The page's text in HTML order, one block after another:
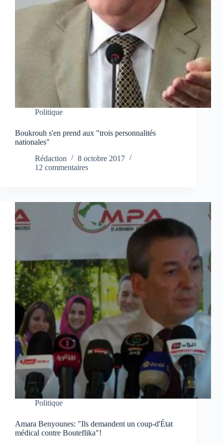
Politique
Boukrouh s'en prend aux "trois personnalités
nationales"
Rédaction
8 octobre 2017
12 commentaires
Politique
Amara Benyounes: "Ils demandent un coup-d'État
médical contre Bouteflika"!